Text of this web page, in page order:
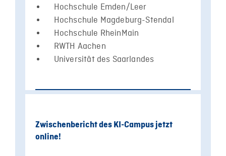
Hochschule Emden/Leer
Hochschule Magdeburg-Stendal
Hochschule RheinMain
RWTH Aachen
Universität des Saarlandes
Zwischenbericht des KI-Campus jetzt
online!